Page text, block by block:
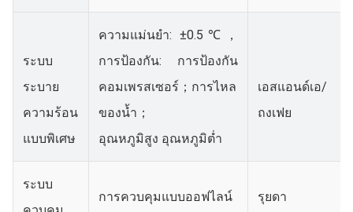
ระบบ
ระบาย
ความร้อน
แบบพิเศษ
ความแม่นยำ: ±0.5℃，
การป้องกัน: การป้องกัน
คอมเพรสเซอร์；การไหล
ของน้ำ；
อุณหภูมิสูง อุณหภูมิต่ำ
เอสแอนด์เอ/
ถงเฟย
ระบบ
การควบคุมแบบออฟไลน์ รุยดา